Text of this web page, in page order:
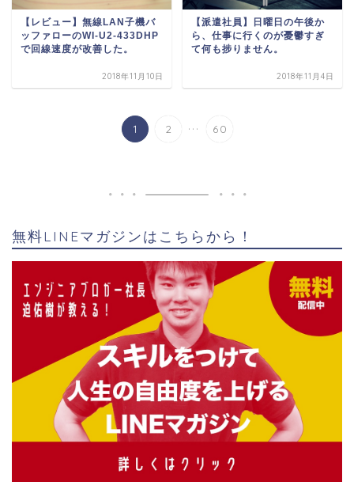
【レビュー】無線LAN子機バ
ッファローのWI-U2-433DHP
で回線速度が改善した。
2018年11月10日
【派遣社員】日曜日の午後か
ら、仕事に行くのが憂鬱すぎ
て何も捗りません。
2018年11月4日
1 2 ... 60
無料LINEマガジンはこちらから！